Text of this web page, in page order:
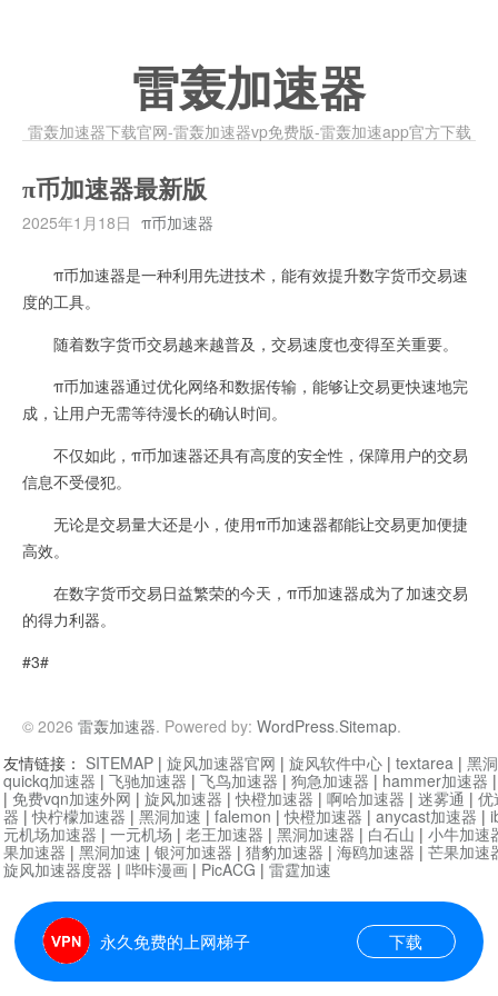
雷轰加速器
雷轰加速器下载官网-雷轰加速器vp免费版-雷轰加速app官方下载
π币加速器最新版
2025年1月18日 π币加速器
π币加速器是一种利用先进技术，能有效提升数字货币交易速
度的工具。
随着数字货币交易越来越普及，交易速度也变得至关重要。
π币加速器通过优化网络和数据传输，能够让交易更快速地完
成，让用户无需等待漫长的确认时间。
不仅如此，π币加速器还具有高度的安全性，保障用户的交易
信息不受侵犯。
无论是交易量大还是小，使用π币加速器都能让交易更加便捷
高效。
在数字货币交易日益繁荣的今天，π币加速器成为了加速交易
的得力利器。
#3#
© 2026 雷轰加速器. Powered by: WordPress.Sitemap.
永久免费的上网梯子 下载
友情链接： SITEMAP | 旋风加速器官网 | 旋风软件中心 | textarea | 黑
quickq加速器 | 飞驰加速器 | 飞鸟加速器 | 狗急加速器 | hammer加速器
| 免费vqn加速外网 | 旋风加速器 |快橙加速器 | 啊哈加速器 | 迷雾通 | 优
器 |快柠檬加速器 | 黑洞加速 | falemon |快橙加速器 | anycast加速器 |
元机场加速器 | 一元机场 | 老王加速器 | 黑洞加速器 | 白石山 | 小牛加速
果加速器 | 黑洞加速 | 银河加速器 | 猎豹加速器 | 海鸥加速器 | 芒果加速
旋风加速器度器 | 哔咔漫画 | PicACG | 雷霆加速